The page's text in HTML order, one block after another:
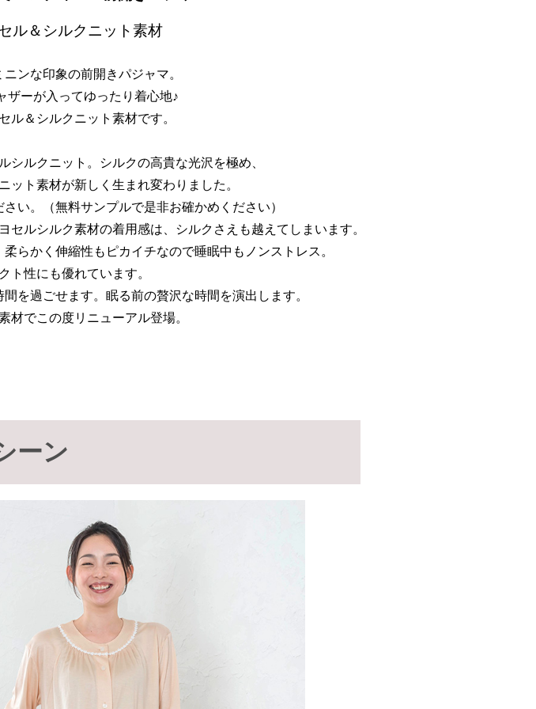
ル＆シルクニット素材
ンな印象の前開きパジャマ。
ザーが入ってゆったり着心地♪
ル＆シルクニット素材です。
シルクニット。シルクの高貴な光沢を極め、
ット素材が新しく生まれ変わりました。
い。（無料サンプルで是非お確かめください）
ルシルク素材の着用感は、シルクさえも越えてしまいます。
らかく伸縮性もピカイチなので睡眠中もノンストレス。
ト性にも優れています。
を過ごせます。眠る前の贅沢な時間を演出します。
材でこの度リニューアル登場。
ーン